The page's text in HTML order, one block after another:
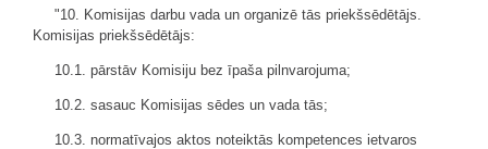
"10. Komisijas darbu vada un organizē tās priekšsēdētājs.
Komisijas priekšsēdētājs:
10.1. pārstāv Komisiju bez īpaša pilnvarojuma;
10.2. sasauc Komisijas sēdes un vada tās;
10.3. normatīvajos aktos noteiktās kompetences ietvaros